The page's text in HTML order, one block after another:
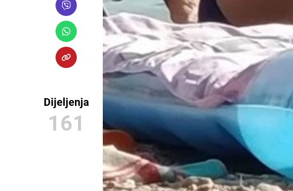
Dijeljenja
161